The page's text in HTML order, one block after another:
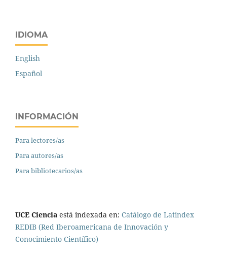
IDIOMA
English
Español
INFORMACIÓN
Para lectores/as
Para autores/as
Para bibliotecarios/as
UCE Ciencia está indexada en: Catálogo de Latindex
REDIB (Red Iberoamericana de Innovación y
Conocimiento Científico)